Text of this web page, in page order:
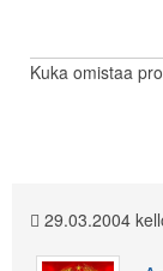
Kuka omistaa
29.03.2004